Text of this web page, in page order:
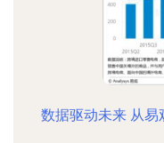
数据驱动未来 从